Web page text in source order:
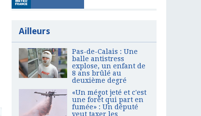
Ailleurs
Pas-de-Calais : Une
balle antistress
explose, un enfant de
8 ans brûlé au
deuxième degré
«Un mégot jeté et c'est
une forêt qui part en
fumée» : Un député
veut taxer les